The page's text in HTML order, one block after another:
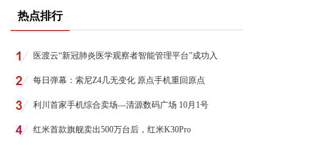
热点排行
医渡云“新冠肺炎医学观察者智能管理平台”成功入
每日弹幕：索尼Z4几无变化 原点手机重回原点
利川首家手机综合卖场—清源数码广场 10月1号
红米首款旗舰卖出500万台后，红米K30Pro